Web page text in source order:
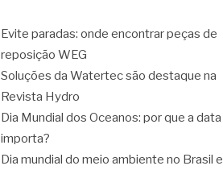
Evite paradas: onde encontrar peças de
reposição WEG
Soluções da Watertec são destaque na
Revista Hydro
Dia Mundial dos Oceanos: por que a data
importa?
Dia mundial do meio ambiente no Brasil e